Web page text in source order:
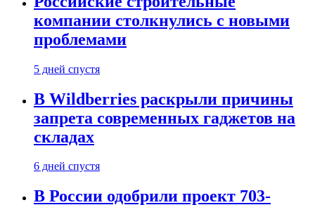
компании столкнулись с новыми
проблемами
5 дней спустя
В Wildberries раскрыли причины
запрета современных гаджетов на
складах
6 дней спустя
В России одобрили проект 703-